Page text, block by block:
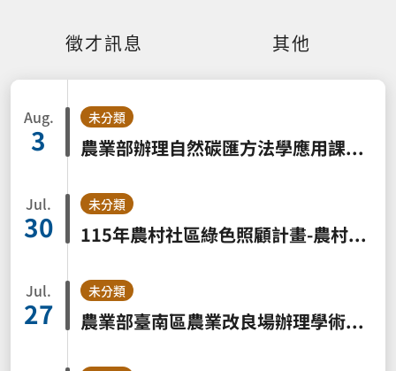
徵才訊息 其他
Aug.
3
未分類
農業部辦理自然碳匯方法學應用課程請踴躍參加
Jul.
30
未分類
115年農村社區綠色照顧計畫-農村綠照員教育訓練招生簡章
Jul.
27
未分類
農業部臺南區農業改良場辦理學術專題討論，歡迎踴躍參加